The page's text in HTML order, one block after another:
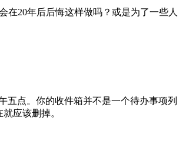
在20年后后悔这样做吗？或是为了一些人
五点。你的收件箱并不是一个待办事项列
应该删掉。